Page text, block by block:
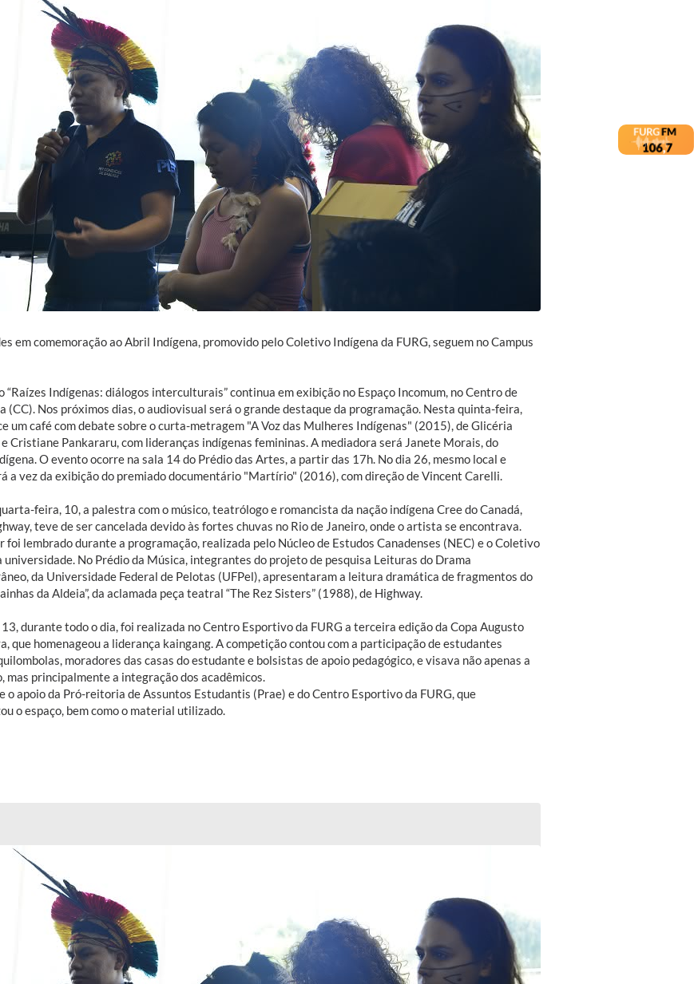
em comemoração ao Abril Indígena, promovido pelo Coletivo Indígena da FURG, seguem no Campus
“Raízes Indígenas: diálogos interculturais” continua em exibição no Espaço Incomum, no Centro de
(CC). Nos próximos dias, o audiovisual será o grande destaque da programação. Nesta quinta-feira,
um café com debate sobre o curta-metragem "A Voz das Mulheres Indígenas" (2015), de Glicéria
Cristiane Pankararu, com lideranças indígenas femininas. A mediadora será Janete Morais, do
O evento ocorre na sala 14 do Prédio das Artes, a partir das 17h. No dia 26, mesmo local e
a vez da exibição do premiado documentário "Martírio" (2016), com direção de Vincent Carelli.
feira, 10, a palestra com o músico, teatrólogo e romancista da nação indígena Cree do Canadá,
teve de ser cancelada devido às fortes chuvas no Rio de Janeiro, onde o artista se encontrava.
foi lembrado durante a programação, realizada pelo Núcleo de Estudos Canadenses (NEC) e o Coletivo
universidade. No Prédio da Música, integrantes do projeto de pesquisa Leituras do Drama
da Universidade Federal de Pelotas (UFPel), apresentaram a leitura dramática de fragmentos do
da Aldeia”, da aclamada peça teatral “The Rez Sisters” (1988), de Highway.
13, durante todo o dia, foi realizada no Centro Esportivo da FURG a terceira edição da Copa Augusto
que homenageou a liderança kaingang. A competição contou com a participação de estudantes
moradores das casas do estudante e bolsistas de apoio pedagógico, e visava não apenas a
mas principalmente a integração dos acadêmicos.
o apoio da Pró-reitoria de Assuntos Estudantis (Prae) e do Centro Esportivo da FURG, que
o espaço, bem como o material utilizado.